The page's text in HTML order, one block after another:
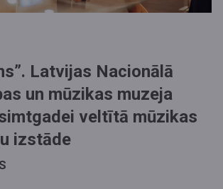
Latvijas Nacionālā
un mūzikas muzeja
veltītā mūzikas
izstāde